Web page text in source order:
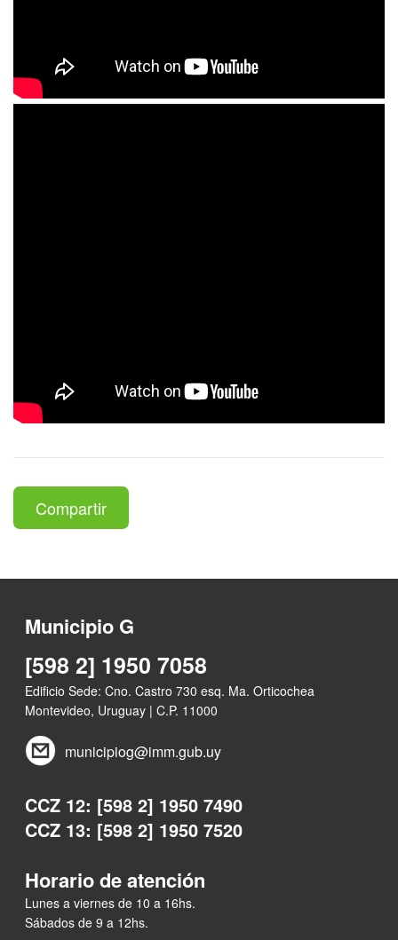
Compartir
Municipio G
[598 2] 1950 7058
Edificio Sede: Cno. Castro 730 esq. Ma. Orticochea
Montevideo, Uruguay | C.P. 11000
municipiog@imm.gub.uy
CCZ 12: [598 2] 1950 7490
CCZ 13: [598 2] 1950 7520
Horario de atención
Lunes a viernes de 10 a 16hs.
Sábados de 9 a 12hs.